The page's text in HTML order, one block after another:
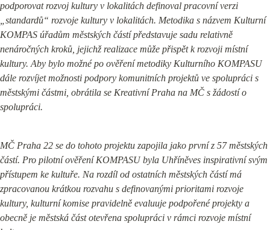
podporovat rozvoj kultury v lokalitách definoval pracovní verzi
„standardů“ rozvoje kultury v lokalitách. Metodika s názvem Kulturní
KOMPAS úřadům městských částí představuje sadu relativně
nenáročných kroků, jejichž realizace může přispět k rozvoji místní
kultury. Aby bylo možné po ověření metodiky Kulturního KOMPASU
dále rozvíjet možnosti podpory komunitních projektů ve spolupráci s
městskými částmi, obrátila se Kreativní Praha na MČ s žádostí o
spolupráci.
MČ Praha 22 se do tohoto projektu zapojila jako první z 57 městských
částí. Pro pilotní ověření KOMPASU byla Uhříněves inspirativní svým
přístupem ke kultuře. Na rozdíl od ostatních městských částí má
zpracovanou krátkou rozvahu s definovanými prioritami rozvoje
kultury, kulturní komise pravidelně evaluuje podpořené projekty a
obecně je městská část otevřena spolupráci v rámci rozvoje místní